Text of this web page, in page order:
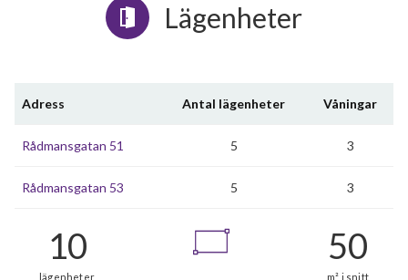
Lägenheter
Adress Antal lägenheter Våningar
Rådmansgatan 51 5 3
Rådmansgatan 53 5 3